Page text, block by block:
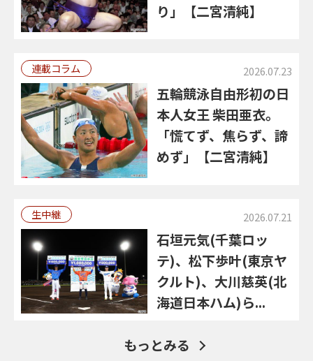
り」【二宮清純】
連載コラム 2026.07.23
五輪競泳自由形初の日
本人女王 柴田亜衣。
「慌てず、焦らず、諦
めず」【二宮清純】
生中継 2026.07.21
石垣元気(千葉ロッ
テ)、松下歩叶(東京ヤ
クルト)、大川慈英(北
海道日本ハム)ら...
もっとみる